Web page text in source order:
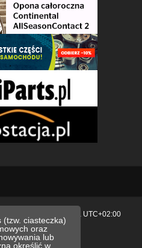
(tzw. ciasteczka)
oraz
lub
określić w
UTC+02:00